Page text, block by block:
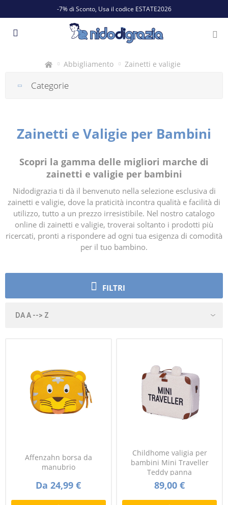
-7% di Sconto, Usa il codice ESTATE2026
Abbigliamento Zainetti e valigie
Categorie
Zainetti e Valigie per Bambini
Scopri la gamma delle migliori marche di
zainetti e valigie per bambini
Nidodigrazia ti dà il benvenuto nella selezione esclusiva di
zainetti e valigie, dove la praticità incontra qualità e facilità di
utilizzo, tutto a un prezzo irresistibile. Nel nostro catalogo
online di zainetti e valigie, troverai soltanto i prodotti più
ricercati, pronti a rispondere ad ogni tua esigenza di comodità
per il tuo bambino.
FILTRI
Affenzahn borsa da
manubrio
Da 24,99 €
Childhome valigia per
bambini Mini Traveller
Teddy panna
89,00 €